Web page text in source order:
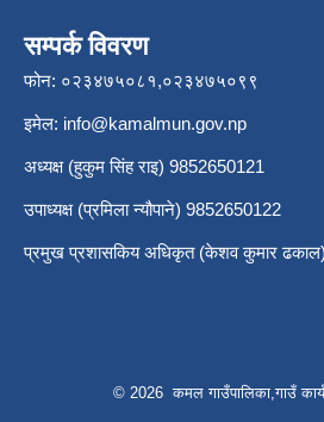
सम्पर्क विवरण
फोन: ०२३४७५०८१,०२३४७५०९९
इमेल: info@kamalmun.gov.np
अध्यक्ष (हुकुम सिंह राइ) 9852650121
उपाध्यक्ष (प्रमिला न्यौपाने) 9852650122
प्रमुख प्रशासकिय अधिकृत (केशव कुमार
© 2026 कमल गाउँपालिका,गाउँ